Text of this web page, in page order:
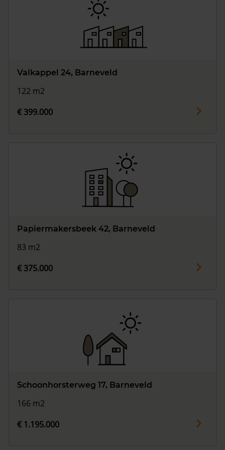
Valkappel 24, Barneveld
122 m2
€ 399.000
Papiermakersbeek 42, Barneveld
83 m2
€ 375.000
Schoonhorsterweg 17, Barneveld
166 m2
€ 1.195.000